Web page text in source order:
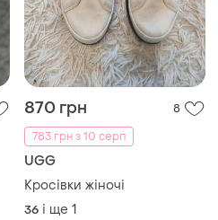
870 грн
8
783 грн з 10 серп
UGG
Кросівки жіночі
36 і ще 1